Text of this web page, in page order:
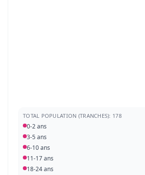
TOTAL POPULATION (TRANCHES): 178
0-2 ans
3-5 ans
6-10 ans
11-17 ans
18-24 ans